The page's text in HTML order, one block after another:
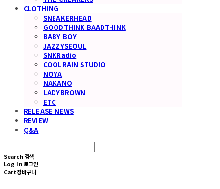
CLOTHING
SNEAKERHEAD
GOODTHINK BAADTHINK
BABY BOY
JAZZYSEOUL
SNKRadio
COOLRAIN STUDIO
NOYA
NAKANO
LADYBROWN
ETC
RELEASE NEWS
REVIEW
Q&A
Search 검색
Log In 로그인
Cart장바구니